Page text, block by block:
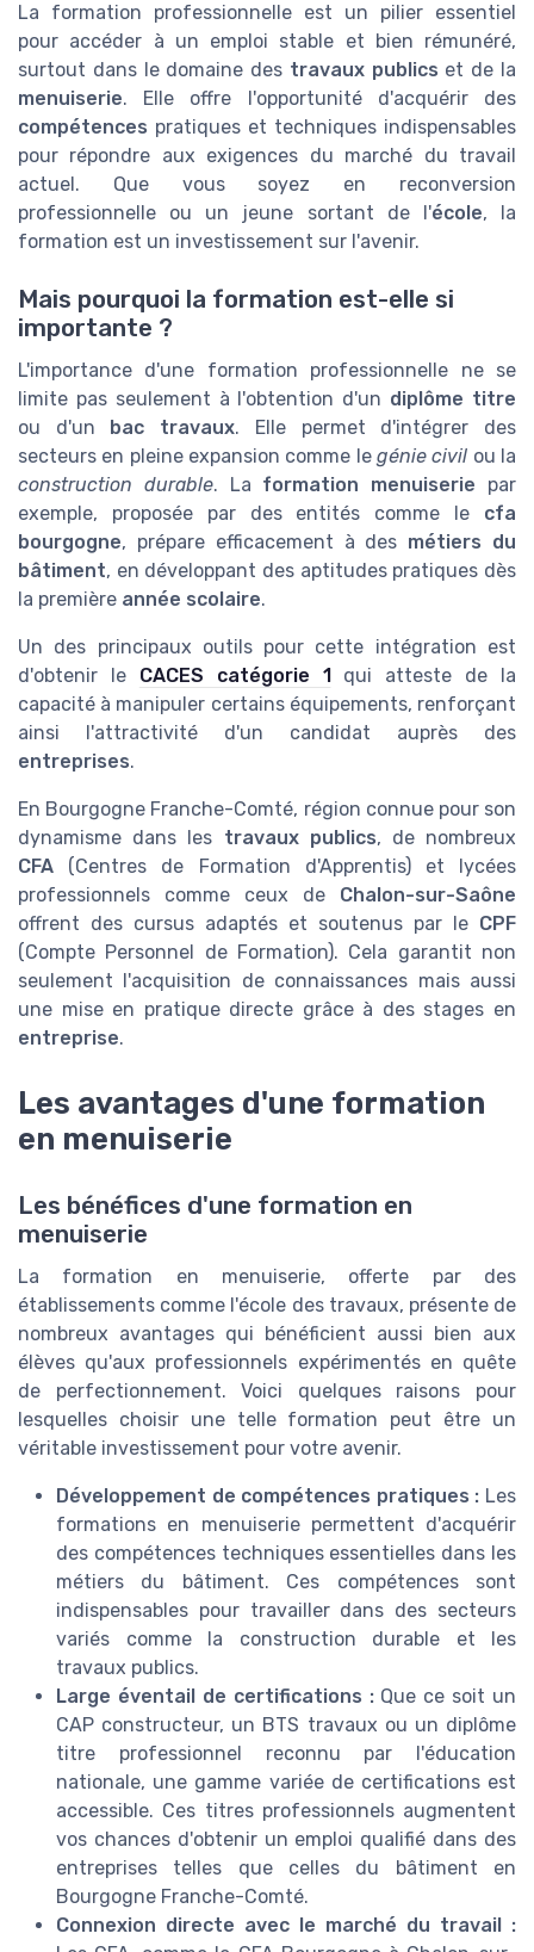
La formation professionnelle est un pilier essentiel
pour accéder à un emploi stable et bien rémunéré,
surtout dans le domaine des travaux publics et de la
menuiserie. Elle offre l'opportunité d'acquérir des
compétences pratiques et techniques indispensables
pour répondre aux exigences du marché du travail
actuel. Que vous soyez en reconversion
professionnelle ou un jeune sortant de l'école, la
formation est un investissement sur l'avenir.
Mais pourquoi la formation est-elle si
importante ?
L'importance d'une formation professionnelle ne se
limite pas seulement à l'obtention d'un diplôme titre
ou d'un
bac travaux. Elle permet d'intégrer des
secteurs en pleine expansion comme le génie civil ou la
construction durable. La formation menuiserie par
exemple, proposée par des entités comme le cfa
bourgogne, prépare efficacement à des métiers du
bâtiment, en développant des aptitudes pratiques dès
la première année scolaire.
Un des principaux outils pour cette intégration est
d'obtenir le CACES catégorie 1
qui atteste de la
capacité à manipuler certains équipements, renforçant
ainsi l'attractivité d'un candidat auprès des
entreprises.
En Bourgogne Franche-Comté, région connue pour son
dynamisme dans les travaux publics, de nombreux
CFA (Centres de Formation d'Apprentis) et lycées
professionnels comme ceux de Chalon-sur-Saône
offrent des cursus adaptés et soutenus par le CPF
(Compte Personnel de Formation). Cela garantit non
seulement l'acquisition de connaissances mais aussi
une mise en pratique directe grâce à des stages en
entreprise.
Les avantages d'une formation
en menuiserie
Les bénéfices d'une formation en
menuiserie
La formation en menuiserie, offerte par des
établissements comme l'école des travaux, présente de
nombreux avantages qui bénéficient aussi bien aux
élèves qu'aux professionnels expérimentés en quête
de perfectionnement. Voici quelques raisons pour
lesquelles choisir une telle formation peut être un
véritable investissement pour votre avenir.
Développement de compétences pratiques : Les
formations en menuiserie permettent d'acquérir
des compétences techniques essentielles dans les
métiers du bâtiment. Ces compétences sont
indispensables pour travailler dans des secteurs
variés comme la construction durable et les
travaux publics.
Large éventail de certifications :Que ce soit un
CAP constructeur, un BTS travaux ou un diplôme
titre professionnel reconnu par l'éducation
nationale, une gamme variée de certifications est
accessible. Ces titres professionnels augmentent
vos chances d'obtenir un emploi qualifié dans des
entreprises telles que celles du bâtiment en
Bourgogne Franche-Comté.
Connexion directe avec le marché du travail :